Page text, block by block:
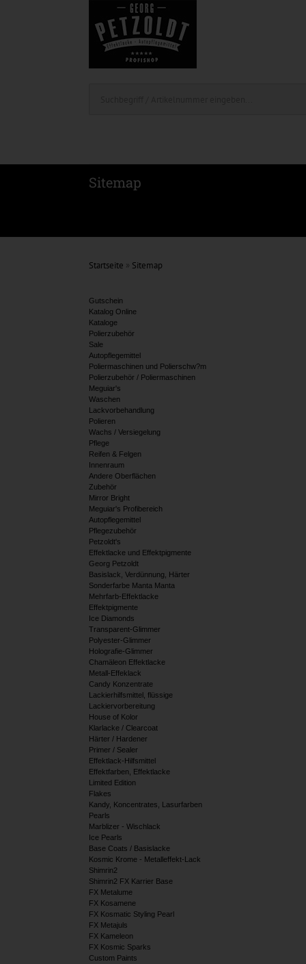
Sitemap
Startseite » Sitemap
Gutschein
Katalog Online
Kataloge
Polierzubehör
Sale
Autopflegemittel
Poliermaschinen und Polierschw?m
Polierzubehör / Poliermaschinen
Meguiar's
Waschen
Lackvorbehandlung
Polieren
Wachs / Versiegelung
Pflege
Reifen & Felgen
Innenraum
Andere Oberflächen
Zubehör
Mirror Bright
Meguiar's Profibereich
Autopflegemittel
Pflegezubehör
Petzoldt's
Effektlacke und Effektpigmente
Georg Petzoldt
Basislack, Verdünnung, Härter
Sonderfarbe Manta Manta
Mehrfarb-Effektlacke
Effektpigmente
Ice Diamonds
Transparent-Glimmer
Polyester-Glimmer
Holografie-Glimmer
Chamäleon Effektlacke
Metall-Effeklack
Candy Konzentrate
Lackierhilfsmittel, flüssige
Lackiervorbereitung
House of Kolor
Klarlacke / Clearcoat
Härter / Hardener
Primer / Sealer
Effektlack-Hilfsmittel
Effektfarben, Effektlacke
Limited Edition
Flakes
Kandy, Koncentrates, Lasurfarben
Pearls
Marblizer - Wischlack
Ice Pearls
Base Coats / Basislacke
Kosmic Krome - Metalleffekt-Lack
Shimrin2
Shimrin2 FX Karrier Base
FX Metalume
FX Kosamene
FX Kosmatic Styling Pearl
FX Metajuls
FX Kameleon
FX Kosmic Sparks
Custom Paints